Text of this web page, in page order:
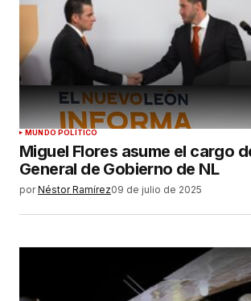
MUNDO POLÍTICO
Miguel Flores asume el cargo
General de Gobierno de NL
por Néstor Ramírez09 de julio de 2025